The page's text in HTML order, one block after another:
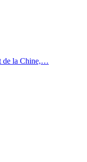
de la Chine,…